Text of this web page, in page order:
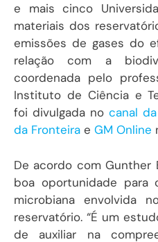
e mais cinco
materiais dos
emissões de gases do
relação com a
coordenada pelo
Instituto de Ciência e
foi divulgada no canal
da Fronteira e GM Online
De acordo com Gunther
boa oportunidade para
microbiana envolvida
reservatório. “É um
de auxiliar na